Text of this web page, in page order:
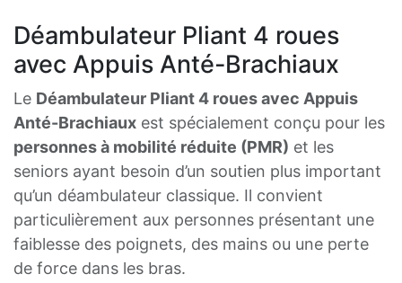
Déambulateur Pliant 4 roues
avec Appuis Anté-Brachiaux
Le Déambulateur Pliant 4 roues avec Appuis
Anté-Brachiaux est spécialement conçu pour les
personnes à mobilité réduite (PMR) et les
seniors ayant besoin d’un soutien plus important
qu’un déambulateur classique. Il convient
particulièrement aux personnes présentant une
faiblesse des poignets, des mains ou une perte
de force dans les bras.